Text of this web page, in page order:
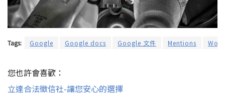
Tags: Google Google docs Google 文件 Mentions
您也許會喜歡：
立達合法徵信社-讓您安心的選擇